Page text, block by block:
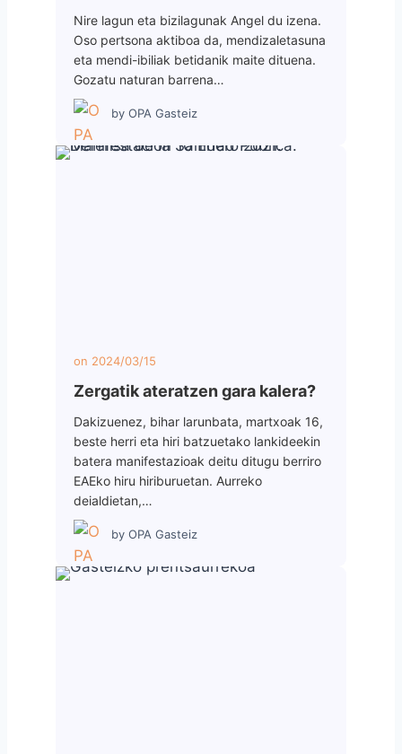
Nire lagun eta bizilagunak Angel du izena.
Oso pertsona aktiboa da, mendizaletasuna
eta mendi-ibiliak betidanik maite dituena.
Gozatu naturan barrena…
by OPA Gasteiz
on 2024/03/15
Zergatik ateratzen gara kalera?
Dakizuenez, bihar larunbata, martxoak 16,
beste herri eta hiri batzuetako lankideekin
batera manifestazioak deitu ditugu berriro
EAEko hiru hiriburuetan. Aurreko
deialdietan,…
by OPA Gasteiz